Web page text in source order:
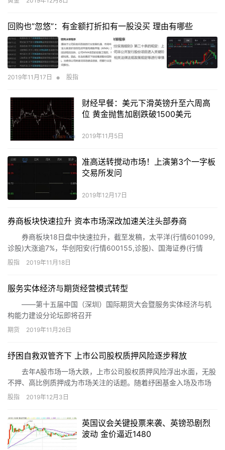
回购也”忽悠”：有金额打折扣有一股没买 理由有哪些
2019年11月17日 • 股指
财经早餐：美元下滑英镑升至六周高
位 黄金抛售加剧跌破1500美元
2019年11月5日
准高送转搅动市场！上演第3个一字板
交易所发问
2019年12月17日
券商板块快速拉升 资本市场深改加速关注头部券商
券商板块18日盘中快速拉升，截至发稿，太平洋(行情601099,
诊股)大涨逾7%，华创阳安(行情600155,诊股)、国海证券(行情
000750,诊股)、第一创业(行情002797,诊股)涨约3%，华鑫股份(行
股指 2019年11月18日
服务实体经济与期货经营模式转型
――第十五届中国（深圳）国际期货大会暨服务实体经济与机
构能力建设分论坛即将召开
期货 2019年11月26日
纾困自救双管齐下 上市公司股权质押风险逐步释放
去年A股市场一场大跌，上市公司股权质押风险浮出水面，无股
不押、高比例质押成为市场关注的话题。随着纾困基金入场及市场
逐步回暖，今年以来上市公司股权质押风险出现较大幅度缓解。
股指 2019年12月3日
英国议会关键投票来袭、英镑恐剧烈
波动 金价逼近1480